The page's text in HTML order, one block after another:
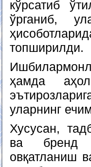
кўрсатиб
ўрганиб,
топширилди.
ҳамда
уларнинг
Хусусан,
ва бренд
овқатланиш